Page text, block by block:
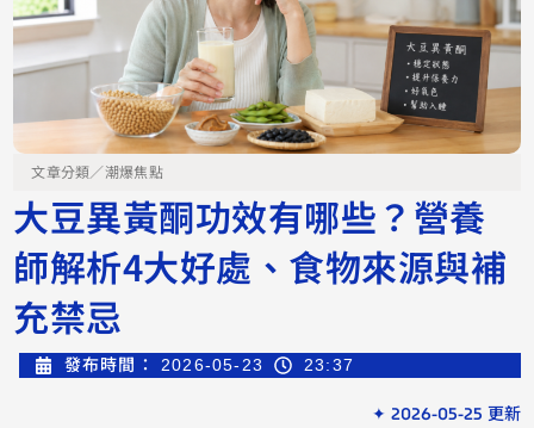
文章分類／潮爆焦點
大豆異黃酮功效有哪些？營養
師解析4大好處、食物來源與補
充禁忌
發布時間： 2026-05-23 23:37
✦ 2026-05-25 更新